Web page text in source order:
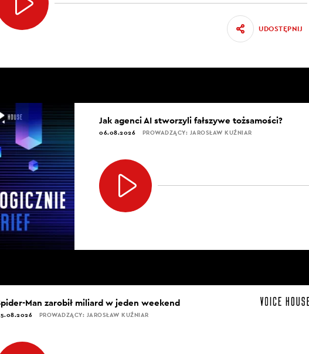
UDOSTĘPNIJ
Jak agenci AI stworzyli fałszywe tożsamości?
06.08.2026 PROWADZĄCY: JAROSŁAW KUŹNIAR
Man zarobił miliard w jeden weekend
PROWADZĄCY: JAROSŁAW KUŹNIAR